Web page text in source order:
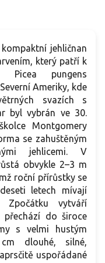
kompaktní jehličnan
který patří k
Picea pungens
Ameriky, kde
svazích s
byl vybrán ve 30.
Montgomery
se zahuštěným
jehlicemi. V
obvykle 2–3 m
roční přírůstky se
letech mívají
Zpočátku vytváří
přechází do široce
s velmi hustým
dlouhé, silné,
uspořádané